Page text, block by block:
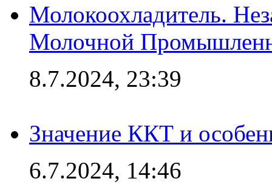
Молокоохладитель.
Молочной
8.7.2024, 23:39
Значение ККТ и
6.7.2024, 14:46